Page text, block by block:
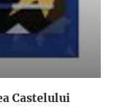
Castelului